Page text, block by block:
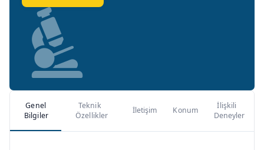
Genel
Bilgiler
Teknik
Özellikler
İletişim Konum
İlişkili
Deneyler